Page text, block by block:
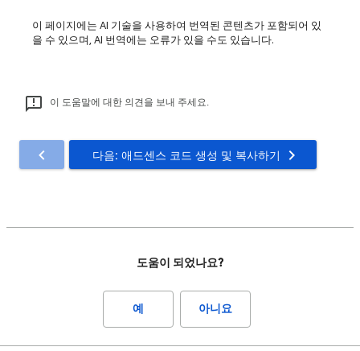
이 페이지에는 AI 기술을 사용하여 번역된 콘텐츠가 포함되어 있
을 수 있으며, AI 번역에는 오류가 있을 수도 있습니다.
이 도움말에 대한 의견을 보내 주세요.
다음: 애드센스 코드 생성 및 복사하기
도움이 되었나요?
예 아니요